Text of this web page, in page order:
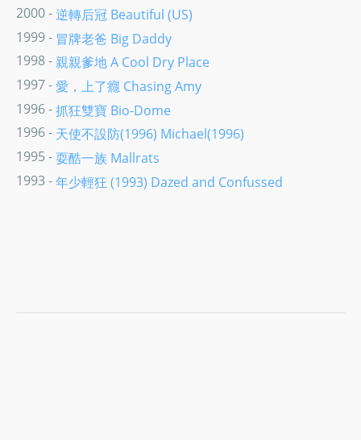
2000 -逆轉后冠 Beautiful (US)
1999 - 冒牌老爸 Big Daddy
1998 -親親爹地 A Cool Dry Place
1997 -愛，上了癮 Chasing Amy
1996 -抓狂雙寶 Bio-Dome
1996 - 天使不設防(1996) Michael(1996)
1995 -耍酷一族 Mallrats
1993 -年少輕狂 (1993) Dazed and Confussed